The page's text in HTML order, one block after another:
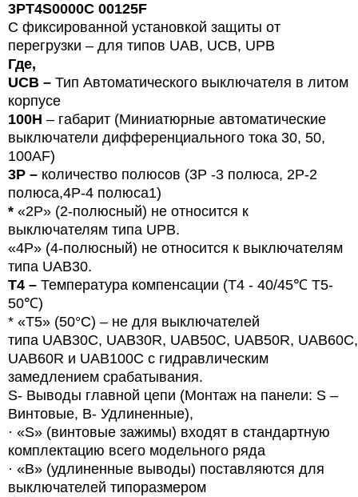
3PT4S0000C 00125F
С фиксированной установкой защиты от
перегрузки – для типов UAB, UCB, UPB
Где,
UCB – Тип Автоматического выключателя в литом
корпусе
100H – габарит (Миниатюрные автоматические
выключатели дифференциального тока 30, 50,
100AF)
3P – количество полюсов (3Р -3 полюса, 2P-2
полюса,4Р-4 полюса1)
* «2P» (2-полюсный) не относится к
выключателям типа UPB.
«4P» (4-полюсный) не относится к выключателям
типа UAB30.
T4 – Температура компенсации (T4 - 40/45℃ T5-
50℃)
* «T5» (50°C) – не для выключателей
типа UAB30C, UAB30R, UAB50C, UAB50R, UAB60C,
UAB60R и UAB100C с гидравлическим
замедлением срабатывания.
S- Выводы главной цепи (Монтаж на панели: S –
Винтовые, B- Удлиненные),
· «S» (винтовые зажимы) входят в стандартную
комплектацию всего модельного ряда
· «B» (удлиненные выводы) поставляются для
выключателей типоразмером